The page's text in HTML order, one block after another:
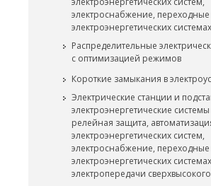
электроснабжение,
электроэнергетических системах
Распределительные
с оптимизацией режимов
Короткие замыкания в
Электрические станции и
электроэнергетические системы
релейная защита,
электроэнергетических систем,
электроснабжение,
электроэнергетических
электропередачи